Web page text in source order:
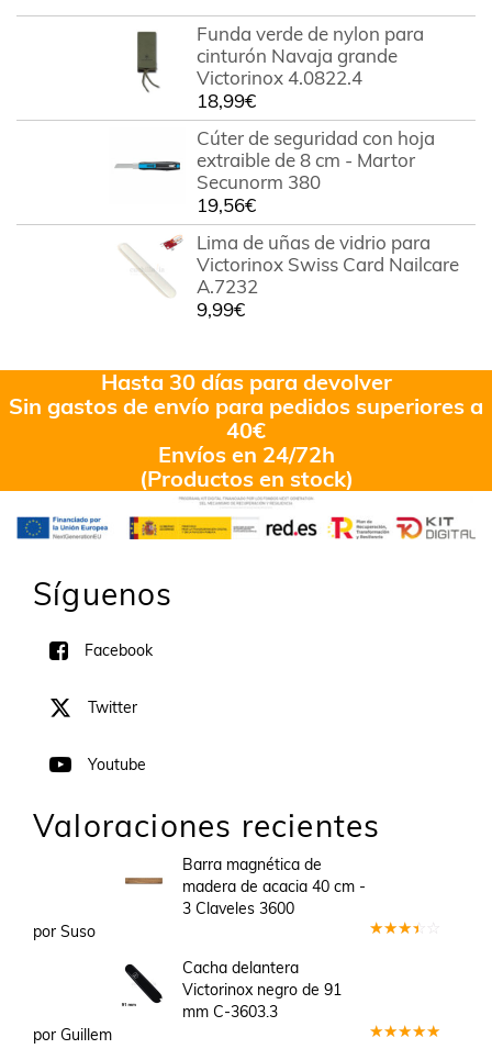
Funda verde de nylon para
cinturón Navaja grande
Victorinox 4.0822.4
18,99€
Cúter de seguridad con hoja
extraible de 8 cm - Martor
Secunorm 380
19,56€
Lima de uñas de vidrio para
Victorinox Swiss Card Nailcare
A.7232
9,99€
Hasta 30 días para devolver
Sin gastos de envío para pedidos superiores a
40€
Envíos en 24/72h
(Productos en stock)
Síguenos
Facebook
Twitter
Youtube
Valoraciones recientes
Barra magnética de
madera de acacia 40 cm -
3 Claveles 3600
por Suso
Cacha delantera
Victorinox negro de 91
mm C-3603.3
por Guillem